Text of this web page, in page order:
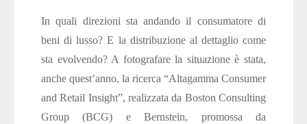
In quali direzioni sta andando il consumatore di
beni di lusso? E la distribuzione al dettaglio come
sta evolvendo? A fotografare la situazione è stata,
anche quest’anno, la ricerca “Altagamma Consumer
and Retail Insight”, realizzata da Boston Consulting
Group (BCG) e Bernstein, promossa da